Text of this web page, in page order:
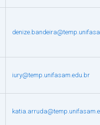
iury@temp.unifasam.edu.br